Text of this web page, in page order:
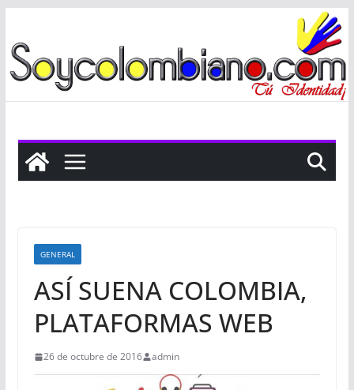
al
contenido
GENERAL
ASÍ SUENA COLOMBIA,
PLATAFORMAS WEB
26 de octubre de 2016 admin